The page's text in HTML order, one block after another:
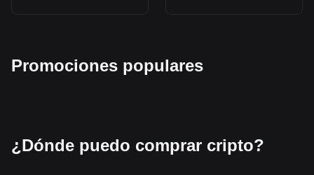
Promociones populares
¿Dónde puedo comprar cripto?